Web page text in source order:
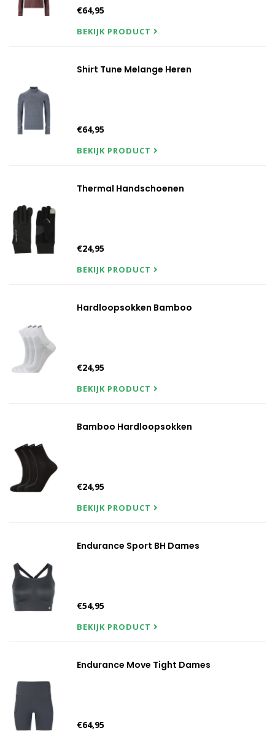
€64,95
BEKIJK PRODUCT
Shirt Tune Melange Heren
€64,95
BEKIJK PRODUCT
Thermal Handschoenen
€24,95
BEKIJK PRODUCT
Hardloopsokken Bamboo
€24,95
BEKIJK PRODUCT
Bamboo Hardloopsokken
€24,95
BEKIJK PRODUCT
Endurance Sport BH Dames
€54,95
BEKIJK PRODUCT
Endurance Move Tight Dames
€64,95